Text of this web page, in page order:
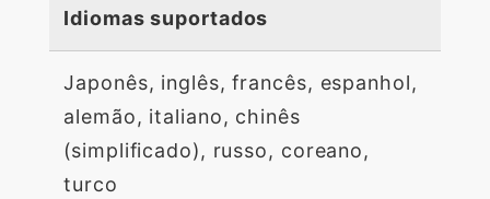
Idiomas suportados
Japonês, inglês, francês, espanhol,
alemão, italiano, chinês
(simplificado), russo, coreano,
turco